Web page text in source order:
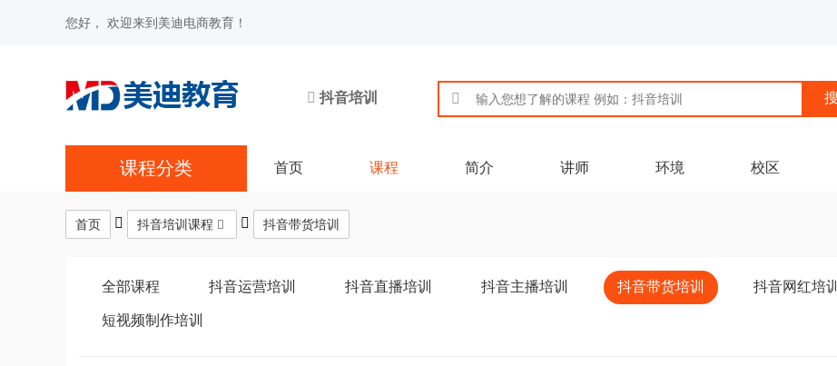
您好， 欢迎来到美迪电商教育！
抖音培训
课程分类 首页 课程 简介 讲师 环境 校区
首页 抖音培训课程 抖音带货培训
全部课程 抖音运营培训 抖音直播培训 抖音主播培训 抖音带货培训 抖音网红培训
短视频制作培训